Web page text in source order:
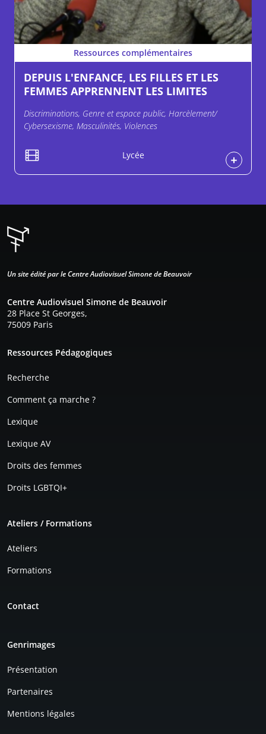
Ressources complémentaires
DEPUIS L'ENFANCE, LES FILLES ET LES
FEMMES APPRENNENT LES LIMITES
Discriminations, Genre et espace public, Harcèlement/
Cybersexisme, Masculinités, Violences
Lycée
Un site édité par le Centre Audiovisuel Simone de Beauvoir
Centre Audiovisuel Simone de Beauvoir
28 Place St Georges,
75009 Paris
Ressources Pédagogiques
Recherche
Comment ça marche ?
Lexique
Lexique AV
Droits des femmes
Droits LGBTQI+
Ateliers / Formations
Ateliers
Formations
Contact
Genrimages
Présentation
Partenaires
Mentions légales